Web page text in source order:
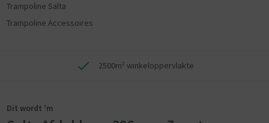
Trampoline Salta
Trampoline Accessoires
2500m² winkeloppervlakte
Dit wordt 'm